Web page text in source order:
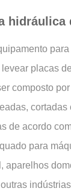
hidráulica
placas
composto
cortadas
de acordo
para
aparelhos